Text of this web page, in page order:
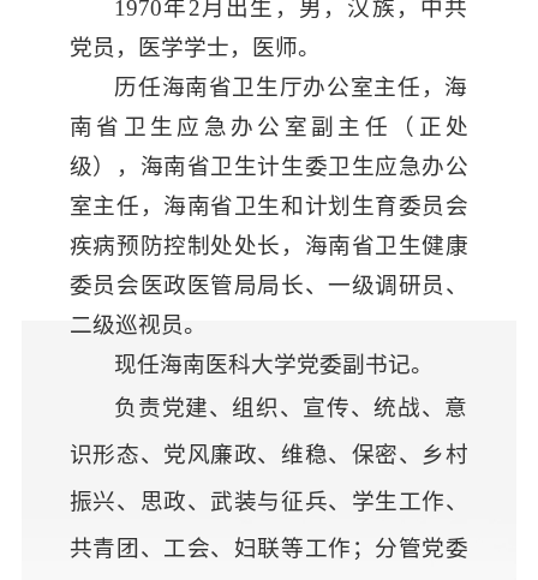
1970年2月出生，男，汉族，中共
党员，医学学士，医师。
历任海南省卫生厅办公室主任，海
南省卫生应急办公室副主任（正处
级），海南省卫生计生委卫生应急办公
室主任，海南省卫生和计划生育委员会
疾病预防控制处处长，海南省卫生健康
委员会医政医管局局长、一级调研员、
二级巡视员。
现任海南医科大学党委副书记。
负责党建、组织、宣传、统战、意
识形态、党风廉政、维稳、保密、乡村
振兴、思政、武装与征兵、学生工作、
共青团、工会、妇联等工作；分管党委